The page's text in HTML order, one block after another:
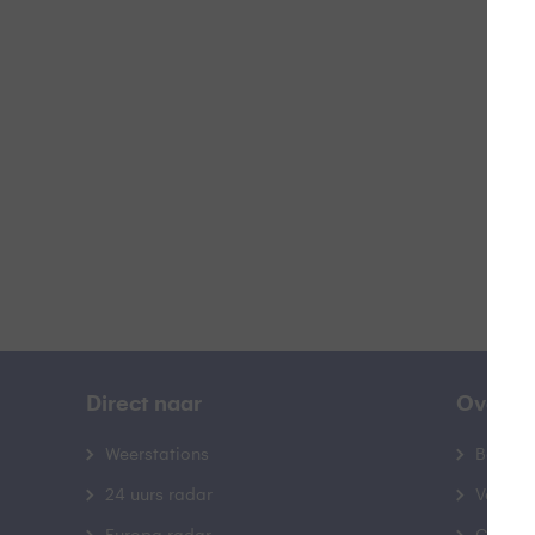
Direct naar
Weerstations
24 uurs radar
Over